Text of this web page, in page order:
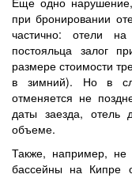
при бронировании
частично: отели
постояльца залог
размере стоимости
в зимний). Но в
отменяется не
даты заезда, отель
объеме.
Также, например, не
бассейны на Кипре